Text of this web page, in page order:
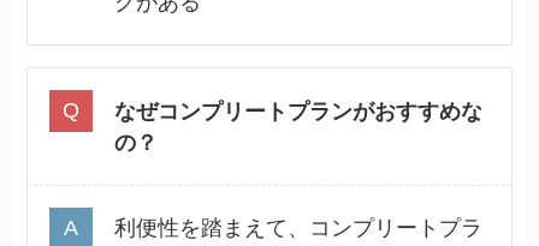
なぜコンプリートプランがおすすめな
の？
利便性を踏まえて、コンプリートプラ